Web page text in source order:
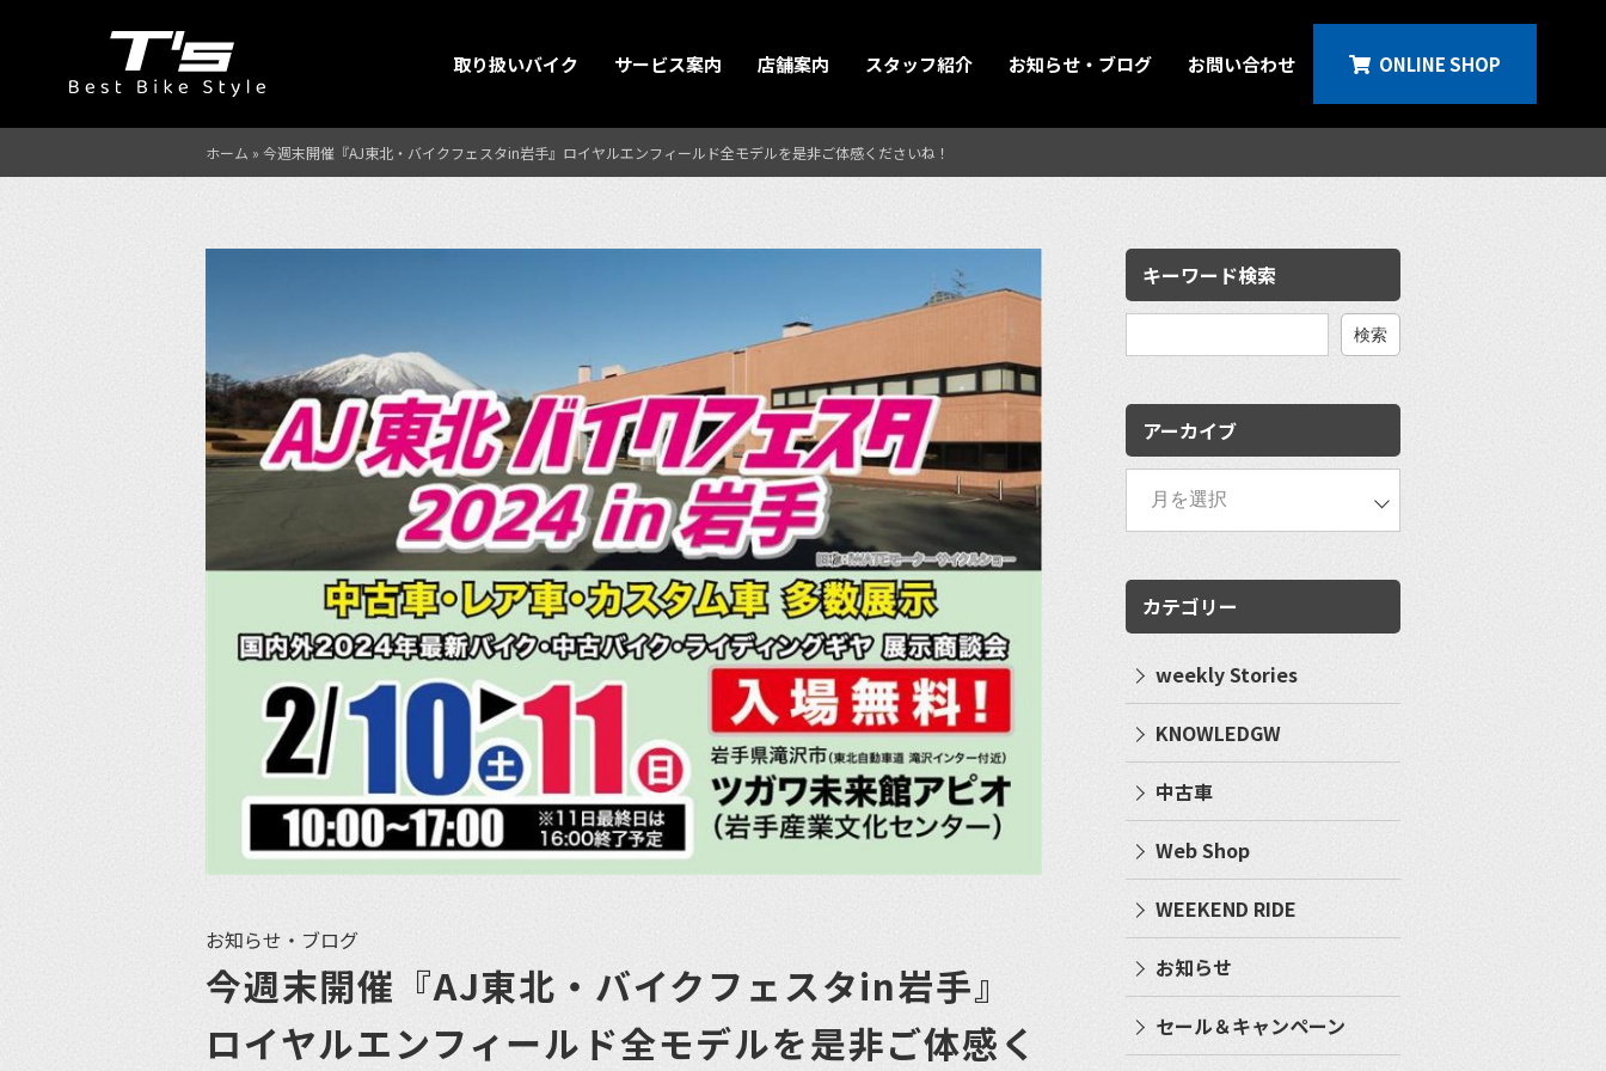
取り扱いバイク サービス案内 店舗案内 スタッフ紹介 お知らせ・ブログ お問い合わせ ONLINE SHOP
ホーム » 今週末開催『AJ東北・バイクフェスタin岩手』ロイヤルエンフィールド全モデルを是非ご体感くださいね！
お知らせ・ブログ
今週末開催『AJ東北・バイクフェスタin岩手』
ロイヤルエンフィールド全モデルを是非ご体感く
キーワード検索
検
アーカイブ
カテゴリー
weekly Stories
KNOWLEDGW
中古車
Web Shop
WEEKEND RIDE
お知らせ
セール＆キャンペーン